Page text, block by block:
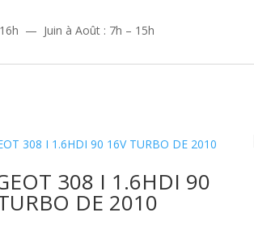
— Juin à Août : 7h – 15h
308 I 1.6HDI 90
DE 2010